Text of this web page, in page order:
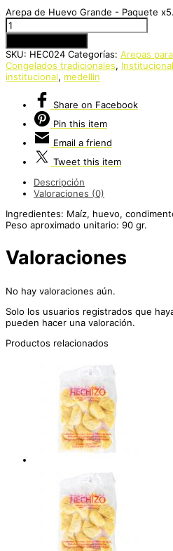
Arepa de Huevo Grande - Paquete
SKU: HEC024 Categorías: Arepas
Congelados tradicionales, Institucional
institucional, medellin
Share on Facebook
Pin this item
Email a friend
Tweet this item
Descripción
Valoraciones (0)
Ingredientes: Maíz, huevo,
Peso aproximado unitario: 90 gr.
Valoraciones
No hay valoraciones aún.
Solo los usuarios registrados que
pueden hacer una valoración.
Productos relacionados